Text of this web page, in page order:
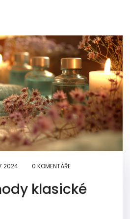
2024 0 KOMENTÁŘE
klasické